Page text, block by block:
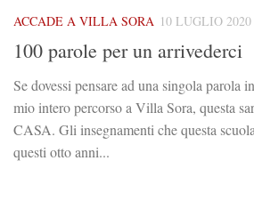
ACCADE A VILLA SORA 10 LUGLIO 2020
100 parole per un arrivederci
Se dovessi pensare ad una singola parola
mio intero percorso a Villa Sora, questa
CASA. Gli insegnamenti che questa
questi otto anni...